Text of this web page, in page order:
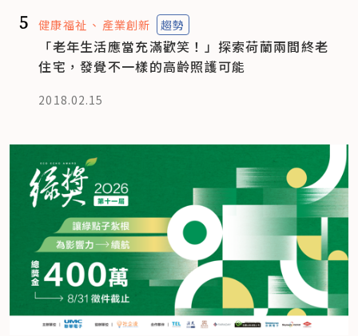
5 健康福祉 產業創新 趨勢
「老年生活應當充滿歡笑！」探索荷蘭兩間終老
住宅，發覺不一樣的高齡照護可能
2018.02.15